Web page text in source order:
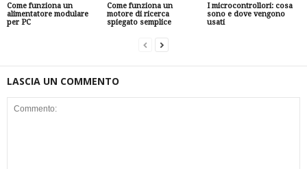
Come funziona un
alimentatore modulare
per PC
Come funziona un
motore di ricerca
spiegato semplice
I microcontrollori: cosa
sono e dove vengono
usati
LASCIA UN COMMENTO